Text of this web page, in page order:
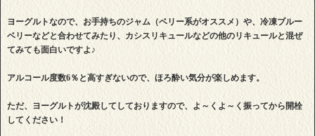
ヨーグルトなので、お手持ちのジャム（ベリー系がオススメ）や、冷凍ブルー
ベリーなどと合わせてみたり、カシスリキュールなどの他のリキュールと混ぜ
てみても面白いですよ♪
アルコール度数6％と高すぎないので、ほろ酔い気分が楽しめます。
ただ、ヨーグルトが沈殿してしておりますので、よ～くよ～く振ってから開栓
してください！